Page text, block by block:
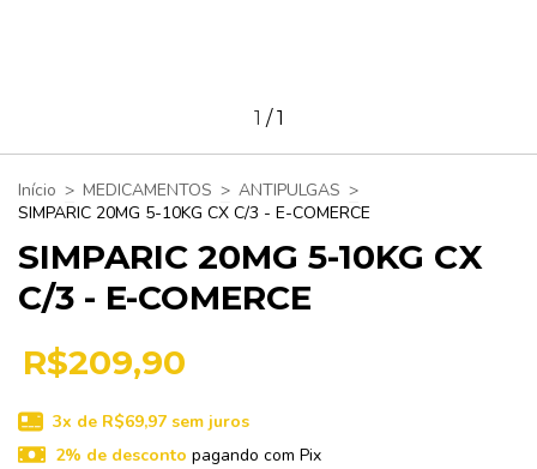
1 /1
Início > MEDICAMENTOS > ANTIPULGAS >
SIMPARIC 20MG 5-10KG CX C/3 - E-COMERCE
SIMPARIC 20MG 5-10KG CX
C/3 - E-COMERCE
R$209,90
3x de R$69,97sem juros
2% de desconto pagando com Pix